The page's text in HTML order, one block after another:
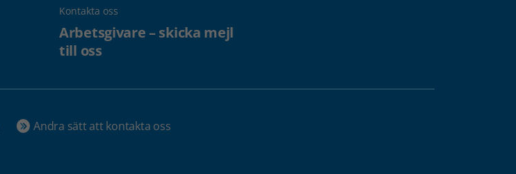
Kontakta oss
Arbetsgivare – skicka mejl
till oss
Andra sätt att kontakta oss